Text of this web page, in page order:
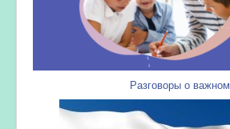
Разговоры о важном